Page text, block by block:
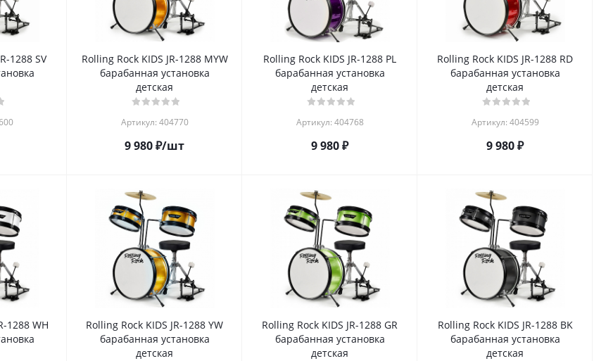
1288 SV
Rolling Rock KIDS JR-1288 MYW
барабанная установка
детская
Артикул: 404770
9 980₽/шт
Rolling Rock KIDS JR-1288 PL
барабанная установка
детская
Артикул: 404768
9 980₽
Rolling Rock KIDS JR-1288 RD
барабанная установка
детская
Артикул: 404599
9 980₽
1288 WH
Rolling Rock KIDS JR-1288 YW
барабанная установка
детская
Rolling Rock KIDS JR-1288 GR
барабанная установка
детская
Rolling Rock KIDS JR-1288 BK
барабанная установка
детская